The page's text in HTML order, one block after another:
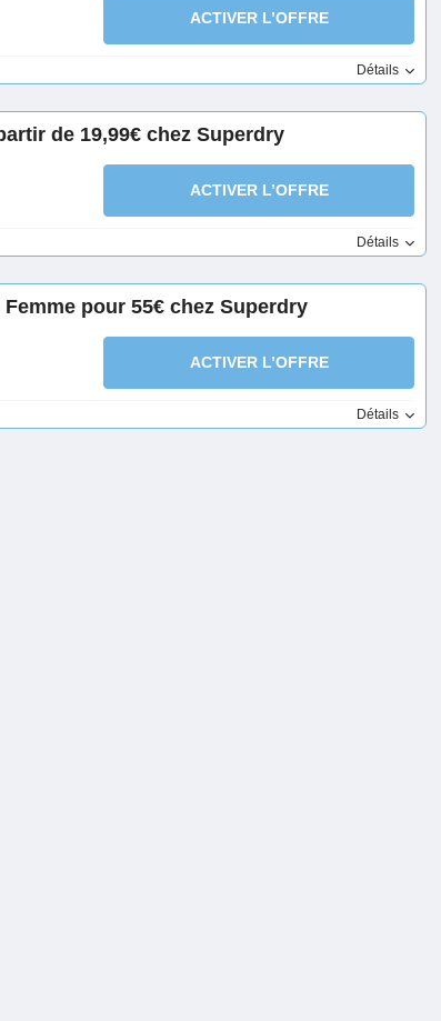
ACTIVER L’OFFRE
Détails
de 19,99€ chez Superdry
ACTIVER L’OFFRE
Détails
pour 55€ chez Superdry
ACTIVER L’OFFRE
Détails